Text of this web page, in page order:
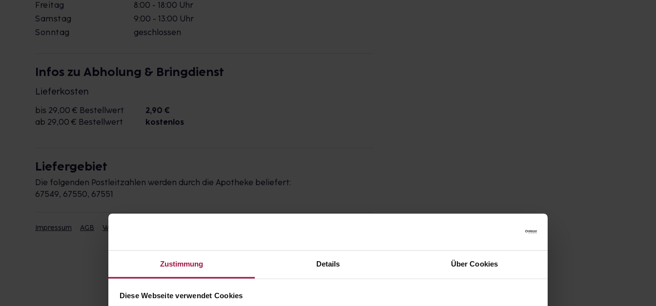
Zustimmung Details Über Cookies
Diese Webseite verwendet Cookies
Freitag
8:00 - 18:00 Uhr
Samstag
9:00 - 13:00 Uhr
Sonntag
geschlossen
Infos zu Abholung & Bringdienst
Lieferkosten
bis 29,00 € Bestellwert
2,90 €
ab 29,00 € Bestellwert
kostenlos
Liefergebiet
Die folgenden Postleitzahlen werden durch die Apotheke beliefert:
67549, 67550, 67551
Impressum AGB Widerrufsbelehrung